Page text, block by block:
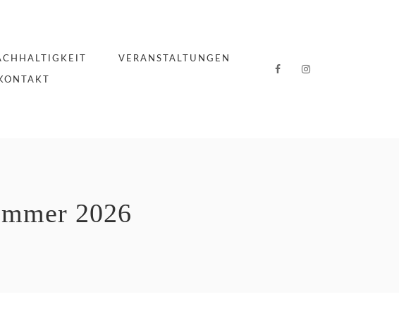
VERANSTALTUNGEN
2026